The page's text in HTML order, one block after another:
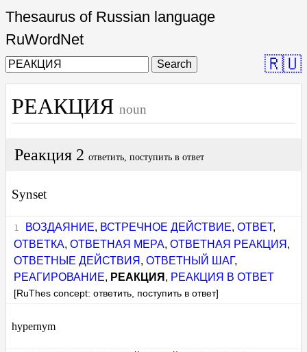
Thesaurus of Russian language
RuWordNet
Search 🇷🇺
РЕАКЦИЯ noun
Реакция 2 ответить, поступить в ответ
Synset
ВОЗДАЯНИЕ, ВСТРЕЧНОЕ ДЕЙСТВИЕ, ОТВЕТ,
ОТВЕТКА,ОТВЕТНАЯ МЕРА,ОТВЕТНАЯ РЕАКЦИЯ ,
ОТВЕТНЫЕ ДЕЙСТВИЯ ,ОТВЕТНЫЙ ШАГ,
РЕАГИРОВАНИЕ, РЕАКЦИЯ , РЕАКЦИЯ В ОТВЕТ
[RuThes concept: ответить, поступить в ответ]
hypernym